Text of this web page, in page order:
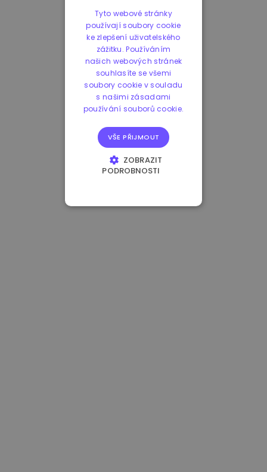
Tyto webové stránky
používají soubory cookie
ke zlepšení uživatelského
zážitku. Používáním
našich webových stránek
souhlasíte se všemi
soubory cookie v souladu
s našimi zásadami
používání souborů cookie.
VŠE PŘIJMOUT
ZOBRAZIT
PODROBNOSTI